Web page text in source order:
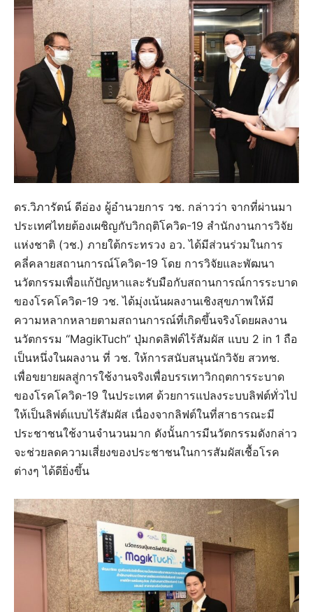
ดร.วิภารัตน์ ดีอ่อง ผู้อำนวยการ วช. กล่าวว่า จากที่ผ่านมา
ประเทศไทยต้องเผชิญกับวิกฤติโควิด-19 สำนักงานการวิจัย
แห่งชาติ (วช.) ภายใต้กระทรวง อว. ได้มีส่วนร่วมในการ
คลี่คลายสถานการณ์โควิด-19 โดย การวิจัยและพัฒนา
นวัตกรรมเพื่อแก้ปัญหาและรับมือกับสถานการณ์การระบาด
ของโรคโควิด-19 วช. ได้มุ่งเน้นผลงานเชิงสุขภาพให้มี
ความหลากหลายตามสถานการณ์ที่เกิดขึ้นจริงโดยผลงาน
นวัตกรรม “MagikTuch” ปุ่มกดลิฟต์ไร้สัมผัส แบบ 2 in 1 ถือ
เป็นหนึ่งในผลงาน ที่ วช. ให้การสนับสนุนนักวิจัย สวทช.
เพื่อขยายผลสู่การใช้งานจริงเพื่อบรรเทาวิกฤตการระบาด
ของโรคโควิด-19 ในประเทศ ด้วยการแปลงระบบลิฟต์ทั่วไป
ให้เป็นลิฟต์แบบไร้สัมผัส เนื่องจากลิฟต์ในที่สาธารณะมี
ประชาชนใช้งานจำนวนมาก ดังนั้นการมีนวัตกรรมดังกล่าว
จะช่วยลดความเสี่ยงของประชาชนในการสัมผัสเชื้อโรค
ต่างๆ ได้ดียิ่งขึ้น